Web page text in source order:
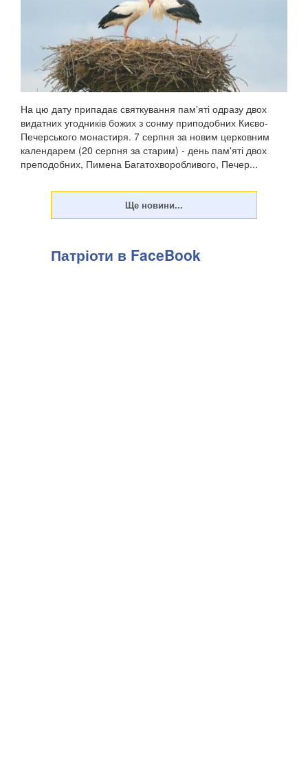
На цю дату припадає святкування пам'яті одразу двох
видатних угодників божих з сонму приподобних Києво-
Печерського монастиря. 7 серпня за новим церковним
календарем (20 серпня за старим) - день пам'яті двох
преподобних, Пимена Багатохворобливого, Печер...
Патріоти в FaceBook